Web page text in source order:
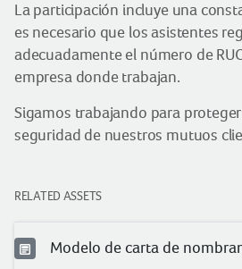
La participación incluye una
es necesario que los asistentes
adecuadamente el número de
empresa donde trabajan.
Sigamos trabajando para
seguridad de nuestros mutuos
RELATED ASSETS
Modelo de carta de